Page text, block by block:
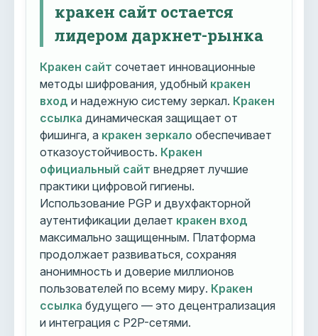
кракен сайт остается
лидером даркнет-рынка
Кракен сайт сочетает инновационные
методы шифрования, удобный кракен
вход и надежную систему зеркал. Кракен
ссылка динамическая защищает от
фишинга, а кракен зеркало обеспечивает
отказоустойчивость. Кракен
официальный сайт внедряет лучшие
практики цифровой гигиены.
Использование PGP и двухфакторной
аутентификации делает кракен вход
максимально защищенным. Платформа
продолжает развиваться, сохраняя
анонимность и доверие миллионов
пользователей по всему миру. Кракен
ссылка будущего — это децентрализация
и интеграция с P2P-сетями.